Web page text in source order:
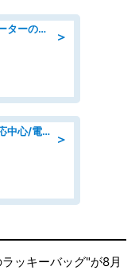
＞
「土日祝休み」治験コーディネーターのお仕事/未経験OK
＞
「社内ITサポート」チャット対応中心/電話少なめ/土日祝休/名古屋市港区
ッキーバッグ"が8月